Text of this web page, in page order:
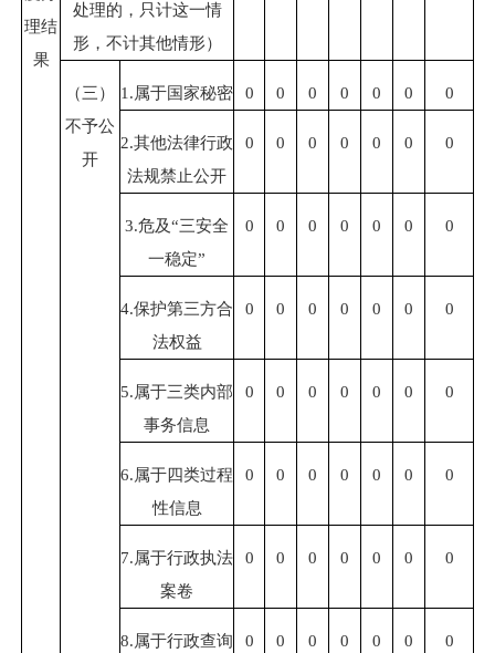
理结
果
处理的，只计这一情
形，不计其他情形）
（三）
不予公
开
1.属于国家秘密 0 0 0 0 0 0 0
2.其他法律行政
法规禁止公开
0 0 0 0 0 0 0
3.危及“三安全
一稳定”
0 0 0 0 0 0 0
4.保护第三方合
法权益
0 0 0 0 0 0 0
5.属于三类内部
事务信息
0 0 0 0 0 0 0
6.属于四类过程
性信息
0 0 0 0 0 0 0
7.属于行政执法
案卷
0 0 0 0 0 0 0
8.属于行政查询
0 0 0 0 0 0 0